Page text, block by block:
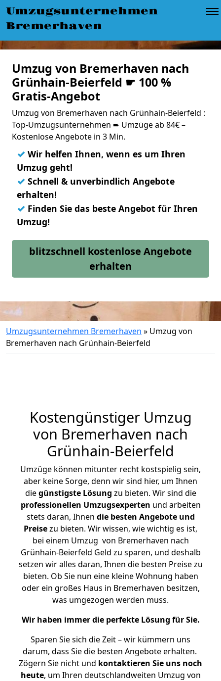
Umzugsunternehmen
Bremerhaven
Umzug von Bremerhaven nach
Grünhain-Beierfeld ☛ 100 %
Gratis-Angebot
Umzug von Bremerhaven nach Grünhain-Beierfeld :
Top-Umzugsunternehmen ➨ Umzüge ab 84€ –
Kostenlose Angebote in 3 Min.
✓ Wir helfen Ihnen, wenn es um Ihren
Umzug geht!
✓ Schnell & unverbindlich Angebote
erhalten!
✓ Finden Sie das beste Angebot für Ihren
Umzug!
blitzschnell kostenlose Angebote
erhalten
Umzugsunternehmen Bremerhaven » Umzug von
Bremerhaven nach Grünhain-Beierfeld
Kostengünstiger Umzug
von Bremerhaven nach
Grünhain-Beierfeld
Umzüge können mitunter recht kostspielig sein,
aber keine Sorge, denn wir sind hier, um Ihnen
diegünstigste Lösung zu bieten. Wir sind die
professionellen Umzugsexperten und arbeiten
stets daran, Ihnen die besten Angebote und
Preisezu bieten. Wir wissen, wie wichtig es ist,
bei einem Umzug von Bremerhaven nach
Grünhain-Beierfeld Geld zu sparen, und deshalb
setzen wir alles daran, Ihnen die besten Preise zu
bieten. Ob Sie nun eine kleine Wohnung haben
oder ein großes Haus in Bremerhaven besitzen,
was umgezogen werden muss.
Wir haben immer die perfekte Lösung für Sie.
Sparen Sie sich die Zeit – wir kümmern uns
darum, dass Sie die besten Angebote erhalten.
Zögern Sie nicht und kontaktieren Sie uns noch
heute, um Ihren deutschlandweiten Umzug von